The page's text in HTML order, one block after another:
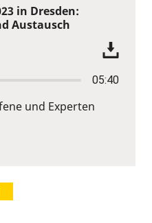
in Dresden:
Austausch
05:40
und Experten